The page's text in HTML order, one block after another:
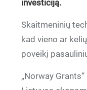
investiciją.
Skaitmeninių
kad vieno ar
poveikį
„Norway